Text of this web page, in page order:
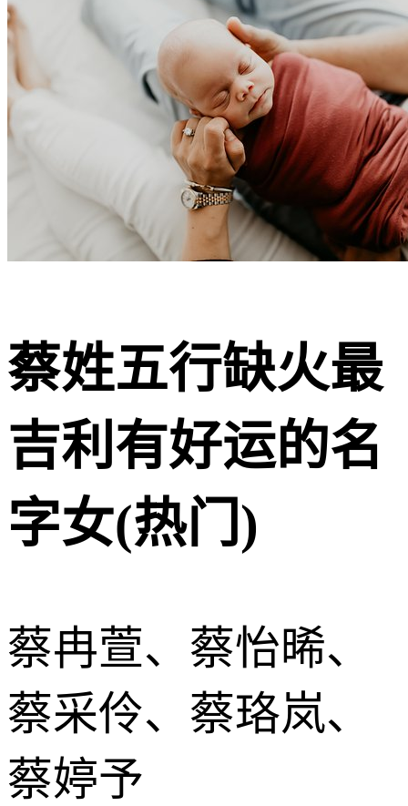
蔡姓五行缺火最
吉利有好运的名
字女(热门)
蔡冉萱、蔡怡晞、
蔡采伶、蔡珞岚、
蔡婷予